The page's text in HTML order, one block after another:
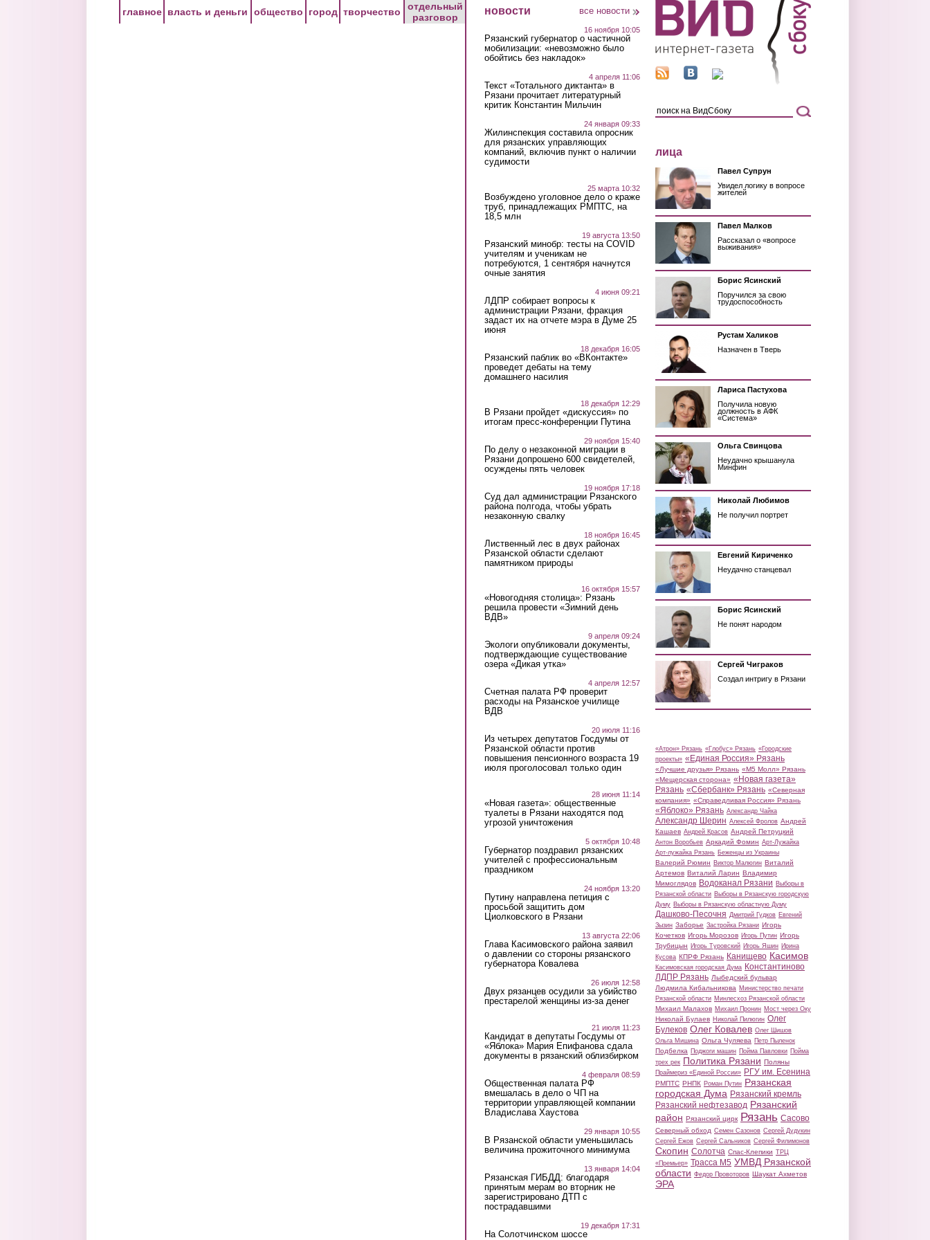
главное власть и деньги общество город творчество
отдельный
разговор
новости все новости
16 ноября 10:05
Рязанский губернатор о частичной
мобилизации: «невозможно было
обойтись без накладок»
4 апреля 11:06
Текст «Тотального диктанта» в
Рязани прочитает литературный
критик Константин Мильчин
24 января 09:33
Жилинспекция составила опросник
для рязанских управляющих
компаний, включив пункт о наличии
судимости
25 марта 10:32
Возбуждено уголовное дело о краже
труб, принадлежащих РМПТС, на
18,5 млн
19 августа 13:50
Рязанский минобр: тесты на COVID
учителям и ученикам не
потребуются, 1 сентября начнутся
очные занятия
4 июня 09:21
ЛДПР собирает вопросы к
администрации Рязани, фракция
задаст их на отчете мэра в Думе 25
июня
18 декабря 16:05
Рязанский паблик во «ВКонтакте»
проведет дебаты на тему
домашнего насилия
18 декабря 12:29
В Рязани пройдет «дискуссия» по
итогам пресс-конференции Путина
29 ноября 15:40
По делу о незаконной миграции в
Рязани допрошено 600 свидетелей,
осуждены пять человек
19 ноября 17:18
Суд дал администрации Рязанского
района полгода, чтобы убрать
незаконную свалку
18 ноября 16:45
Лиственный лес в двух районах
Рязанской области сделают
памятником природы
16 октября 15:57
«Новогодняя столица»: Рязань
решила провести «Зимний день
ВДВ»
9 апреля 09:24
Экологи опубликовали документы,
подтверждающие существование
озера «Дикая утка»
4 апреля 12:57
Счетная палата РФ проверит
расходы на Рязанское училище
ВДВ
20 июля 11:16
Из четырех депутатов Госдумы от
Рязанской области против
повышения пенсионного возраста 19
июля проголосовал только один
28 июня 11:14
«Новая газета»: общественные
туалеты в Рязани находятся под
угрозой уничтожения
5 октября 10:48
Губернатор поздравил рязанских
учителей с профессиональным
праздником
24 ноября 13:20
Путину направлена петиция с
просьбой защитить дом
Циолковского в Рязани
13 августа 22:06
Глава Касимовского района заявил
о давлении со стороны рязанского
губернатора Ковалева
26 июля 12:58
Двух рязанцев осудили за убийство
престарелой женщины из-за денег
21 июля 11:23
Кандидат в депутаты Госдумы от
«Яблока» Мария Епифанова сдала
документы в рязанский облизбирком
4 февраля 08:59
Общественная палата РФ
вмешалась в дело о ЧП на
территории управляющей компании
Владислава Хаустова
29 января 10:55
В Рязанской области уменьшилась
величина прожиточного минимума
13 января 14:04
Рязанская ГИБДД: благодаря
принятым мерам во вторник не
зарегистрировано ДТП с
пострадавшими
19 декабря 17:31
На Солотчинском шоссе
лица
Павел Супрун
Увидел логику в вопросе
жителей
Павел Малков
Рассказал о «вопросе
выживания»
Борис Ясинский
Поручился за свою
трудоспособность
Рустам Халиков
Назначен в Тверь
Лариса Пастухова
Получила новую
должность в АФК
«Система»
Ольга Свинцова
Неудачно крышанула
Минфин
Николай Любимов
Не получил портрет
Евгений Кириченко
Неудачно станцевал
Борис Ясинский
Не понят народом
Сергей Чиграков
Создал интригу в Рязани
«Атрон» Рязань «Глобус» Рязань «Городские
проекты» «Единая Россия» Рязань
«Лучшие друзья» Рязань «М5 Молл» Рязань
«Мещерская сторона» «Новая газета»
Рязань «Сбербанк» Рязань «Северная
компания» «Справедливая Россия» Рязань
«Яблоко» Рязань Александр Чайка
Александр Шерин Алексей Фролов Андрей
Кашаев Андрей Красов Андрей Петруцкий
Антон Воробьев Аркадий Фомин Арт-Лужайка
Арт-лужайка Рязань Беженцы из Украины
Валерий Рюмин Виктор Малюгин Виталий
Артемов Виталий Ларин Владимир
Мимоглядов Водоканал Рязани Выборы в
Рязанской области Выборы в Рязанскую городскую
Думу Выборы в Рязанскую областную Думу
Дашково-Песочня Дмитрий Гудков Евгений
Зызин Заборье Застройка Рязани Игорь
Кочетков Игорь Морозов Игорь Путин Игорь
Трубицын Игорь Туровский Игорь Яшин Ирина
Кусова КПРФ Рязань Канищево Касимов
Касимовская городская Дума Константиново
ЛДПР Рязань Лыбедский бульвар
Людмила Кибальникова Министерство печати
Рязанской области Минлесхоз Рязанской области
Михаил Малахов Михаил Пронин Мост через Оку
Николай Булаев Николай Пилюгин Олег
Булеков Олег Ковалев Олег Шишов
Ольга Мишина Ольга Чуляева Петр Пыленок
Подбелка Поджоги машин Пойма Павловки Пойма
трех рек Политика Рязани Поляны
Праймериз «Единой России» РГУ им. Есенина
РМПТС РНПК Роман Путин Рязанская
городская Дума Рязанский кремль
Рязанский нефтезавод Рязанский
район Рязанский цирк Рязань Сасово
Северный обход Семен Сазонов Сергей Дудукин
Сергей Ежов Сергей Сальников Сергей Филимонов
Скопин Солотча Спас-Клепики ТРЦ
«Премьер» Трасса М5 УМВД Рязанской
области Федор Провоторов Шаукат Ахметов
ЭРА